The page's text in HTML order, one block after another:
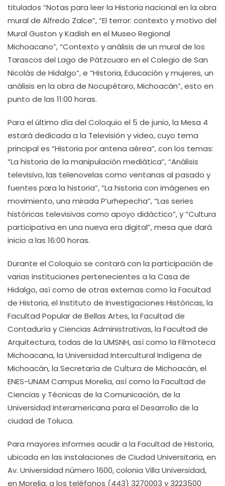
titulados “Notas para leer la Historia nacional en la obra
mural de Alfredo Zalce”, “El terror: contexto y motivo del
Mural Guston y Kadish en el Museo Regional
Michoacano”, “Contexto y análisis de un mural de los
Tarascos del Lago de Pátzcuaro en el Colegio de San
Nicolás de Hidalgo”, e “Historia, Educación y mujeres, un
análisis en la obra de Nocupétaro, Michoacán”, esto en
punto de las 11:00 horas.
Para el último día del Coloquio el 5 de junio, la Mesa 4
estará dedicada a la Televisión y video, cuyo tema
principal es “Historia por antena aérea”, con los temas:
“La historia de la manipulación mediática”, “Análisis
televisivo, las telenovelas como ventanas al pasado y
fuentes para la historia”, “La historia con imágenes en
movimiento, una mirada P’urhepecha”, “Las series
históricas televisivas como apoyo didáctico”, y “Cultura
participativa en una nueva era digital”, mesa que dará
inicio a las 16:00 horas.
Durante el Coloquio se contará con la participación de
varias instituciones pertenecientes a la Casa de
Hidalgo, así como de otras externas como la Facultad
de Historia, el Instituto de Investigaciones Históricas, la
Facultad Popular de Bellas Artes, la Facultad de
Contaduría y Ciencias Administrativas, la Facultad de
Arquitectura, todas de la UMSNH, así como la Filmoteca
Michoacana, la Universidad Intercultural Indígena de
Michoacán, la Secretaría de Cultura de Michoacán, el
ENES-UNAM Campus Morelia, así como la Facultad de
Ciencias y Técnicas de la Comunicación, de la
Universidad Interamericana para el Desarrollo de la
ciudad de Toluca.
Para mayores informes acudir a la Facultad de Historia,
ubicada en las instalaciones de Ciudad Universitaria, en
Av. Universidad número 1600, colonia Villa Universidad,
en Morelia, a los teléfonos (443) 3270003 y 3223500